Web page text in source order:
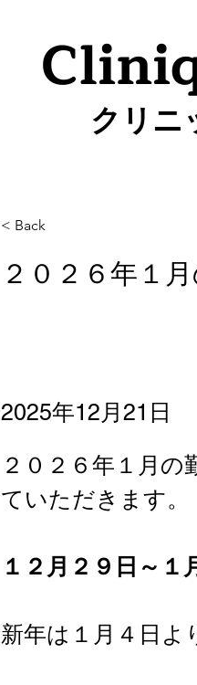
クリ
< Back
２０２６年１
2025年12月21日
２０２６年１月
ていただきます。
１２月２９日～１
新年は１月４日よ